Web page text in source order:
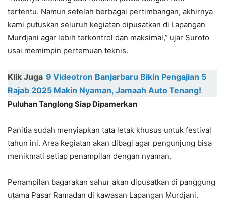
tertentu. Namun setelah berbagai pertimbangan, akhirnya
kami putuskan seluruh kegiatan dipusatkan di Lapangan
Murdjani agar lebih terkontrol dan maksimal,” ujar Suroto
usai memimpin pertemuan teknis.
Klik Juga 9 Videotron Banjarbaru Bikin Pengajian 5
Rajab 2025 Makin Nyaman, Jamaah Auto Tenang!
Puluhan Tanglong Siap Dipamerkan
Panitia sudah menyiapkan tata letak khusus untuk festival
tahun ini. Area kegiatan akan dibagi agar pengunjung bisa
menikmati setiap penampilan dengan nyaman.
Penampilan bagarakan sahur akan dipusatkan di panggung
utama Pasar Ramadan di kawasan Lapangan Murdjani.